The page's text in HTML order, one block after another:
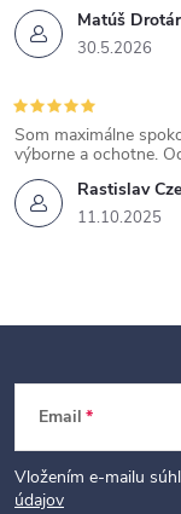
Matúš Drotár
30.5.2026
Rastislav
11.10.2025
Som maximálne
výborne a ochotne.
Email
Vložením e-mailu
údajov